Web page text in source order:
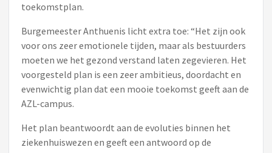
toekomstplan.
Burgemeester Anthuenis licht extra toe: “Het zijn ook
voor ons zeer emotionele tijden, maar als bestuurders
moeten we het gezond verstand laten zegevieren. Het
voorgesteld plan is een zeer ambitieus, doordacht en
evenwichtig plan dat een mooie toekomst geeft aan de
AZL-campus.
Het plan beantwoordt aan de evoluties binnen het
ziekenhuiswezen en geeft een antwoord op de